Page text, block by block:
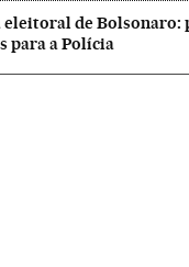
de Bolsonaro:
para a Polícia